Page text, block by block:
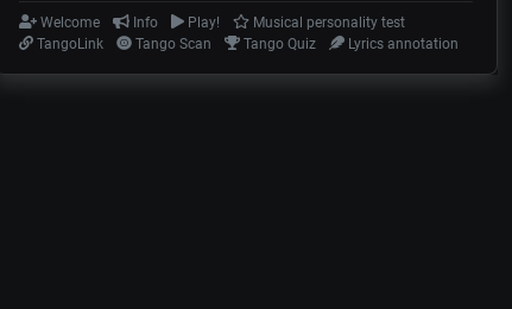
Welcome Info Play!
Musical personality test
TangoLink
Tango Scan Tango Quiz Lyrics annotation